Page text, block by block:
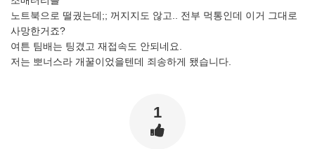
노트북으로 떨궜는데;; 꺼지지도 않고.. 전부 먹통인데 이거 그대로
사망한거죠?
여튼 팀배는 팅겼고 재접속도 안되네요.
저는 뽀너스라 개꿀이었을텐데 죄송하게 됐습니다.
1